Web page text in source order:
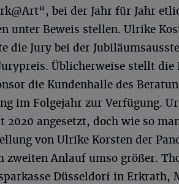
bei der Jahr für Jahr
unter Beweis stellen. Ulrike
die Jury bei der
Üblicherweise stellt die
die Kundenhalle des
im Folgejahr zur Verfügung.
2020 angesetzt, doch wie so
von Ulrike Korsten der
zweiten Anlauf umso größer.
Düsseldorf in Erkrath,